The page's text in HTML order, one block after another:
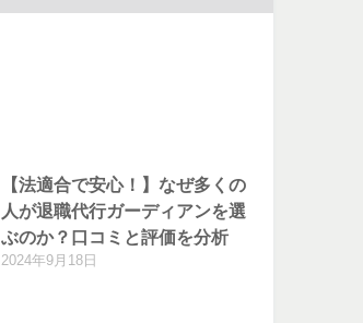
【法適合で安心！】なぜ多くの
人が退職代行ガーディアンを選
ぶのか？口コミと評価を分析
2024年9月18日